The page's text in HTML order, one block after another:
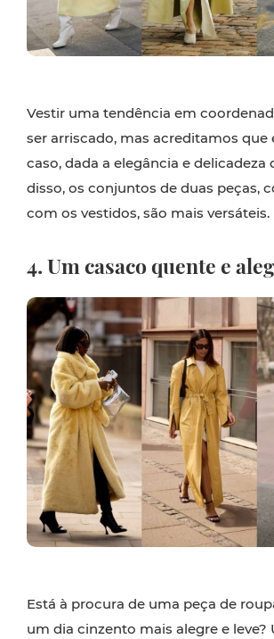
Vestir uma tendência em
ser arriscado, mas acreditamos que
caso, dada a elegância e delicadeza
disso, os conjuntos de duas peças,
com os vestidos, são mais versáteis.
4. Um casaco quente e
Está à procura de uma peça de
um dia cinzento mais alegre e leve?